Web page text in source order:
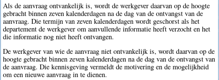
Als de aanvraag ontvankelijk is, wordt de werkgever daarvan op de hoogte
gebracht binnen zeven kalenderdagen na de dag van de ontvangst van de
aanvraag. Die termijn van zeven kalenderdagen wordt geschorst als het
departement de werkgever om aanvullende informatie heeft verzocht en het
die informatie nog niet heeft ontvangen.
De werkgever van wie de aanvraag niet ontvankelijk is, wordt daarvan op de
hoogte gebracht binnen zeven kalenderdagen na de dag van de ontvangst van
de aanvraag. Die kennisgeving vermeldt de motivering en de mogelijkheid
om een nieuwe aanvraag in te dienen.